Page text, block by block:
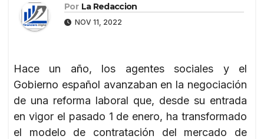
Por La Redaccion
NOV 11, 2022
Hace un año, los agentes sociales y el
Gobierno español avanzaban en la negociación
de una reforma laboral que, desde su entrada
en vigor el pasado 1 de enero, ha transformado
el modelo de contratación del mercado de